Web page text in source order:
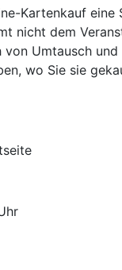
Kartenkauf
nicht dem
Umtausch und
wo Sie sie